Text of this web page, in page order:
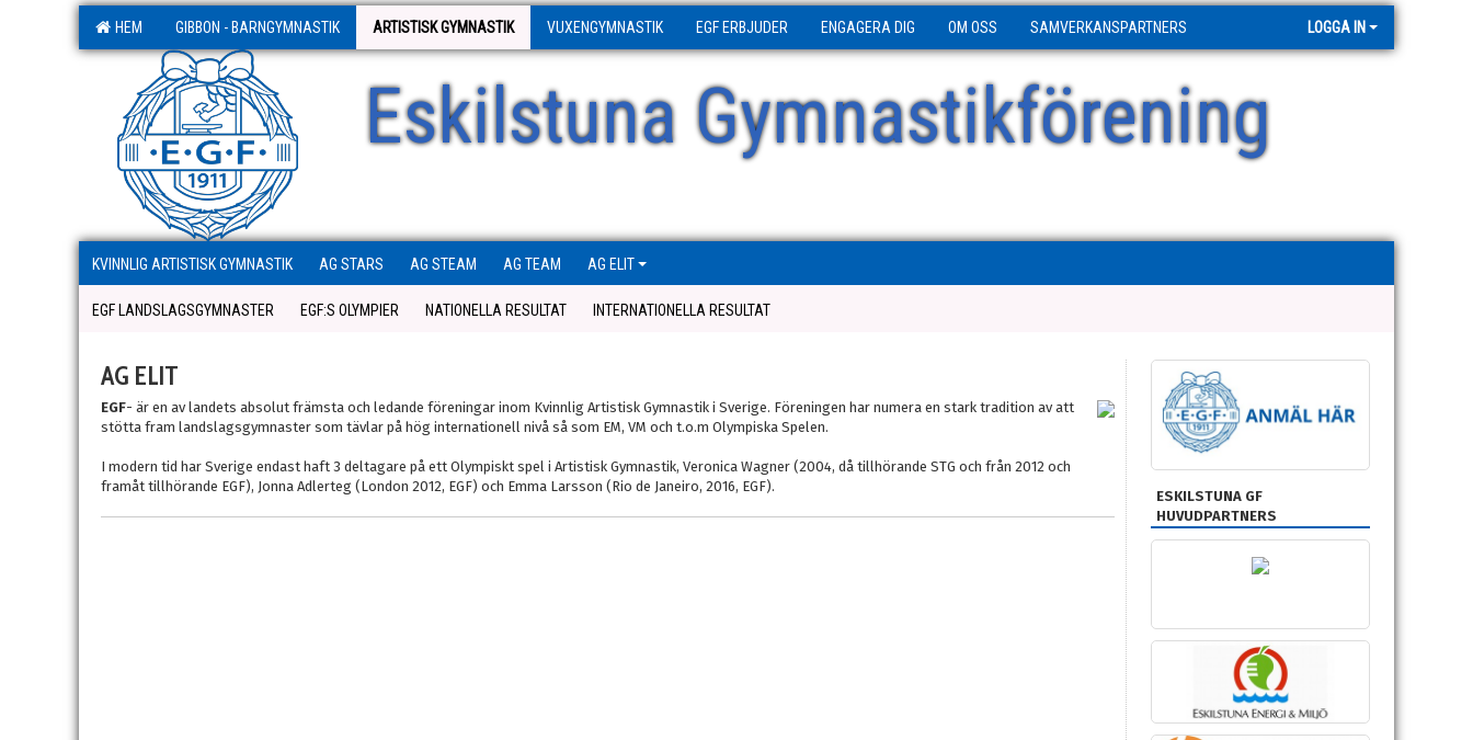
HEM GIBBON - BARNGYMNASTIK ARTISTISK GYMNASTIK VUXENGYMNASTIK EGF ERBJUDER ENGAGERA DIG OM OSS SAMVERKANSPARTNERS LOGGA IN
Eskilstuna Gymnastikförening
KVINNLIG ARTISTISK GYMNASTIK AG STARS AG STEAM AG TEAM AG ELIT
EGF LANDSLAGSGYMNASTER EGF:S OLYMPIER NATIONELLA RESULTAT INTERNATIONELLA RESULTAT
AG ELIT
EGF- är en av landets absolut främsta och ledande föreningar inom Kvinnlig Artistisk Gymnastik i Sverige. Föreningen har numera en stark tradition av att
stötta fram landslagsgymnaster som tävlar på hög internationell nivå så som EM, VM och t.o.m Olympiska Spelen.
I modern tid har Sverige endast haft 3 deltagare på ett Olympiskt spel i Artistisk Gymnastik, Veronica Wagner (2004, då tillhörande STG och från 2012 och
framåt tillhörande EGF), Jonna Adlerteg (London 2012, EGF) och Emma Larsson (Rio de Janeiro, 2016, EGF).
ESKILSTUNA GF
HUVUDPARTNERS